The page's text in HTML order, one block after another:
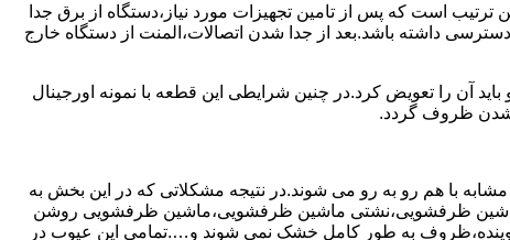
ترتیب است که پس از تامین تجهیزات مورد نیاز،دستگاه از برق جدا
داشته باشد.بعد از جدا شدن اتصالات،المنت از دستگاه خارج
آن را تعویض کرد.در چنین شرایطی این قطعه با نمونه اورجینال
نشدن ظروف گردد.
با هم رو به رو می شوند.در نتیجه مشکلاتی که در این بخش به
ظرفشویی،نشتی ماشین ظرفشویی،ماشین ظرفشویی روشن
به طور کامل خشک نمی شوند و….تمامی این عیوب در